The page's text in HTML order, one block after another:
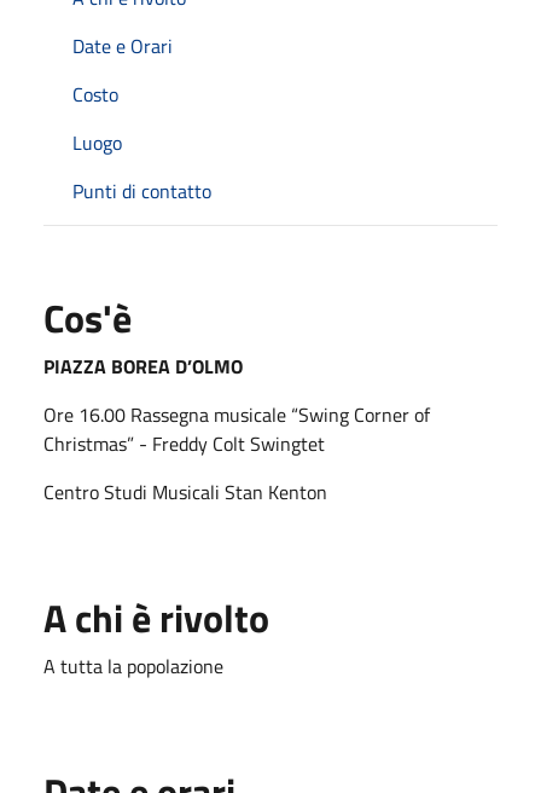
Date e Orari
Costo
Luogo
Punti di contatto
Cos'è
PIAZZA BOREA D’OLMO
Ore 16.00 Rassegna musicale “Swing Corner of
Christmas” - Freddy Colt Swingtet
Centro Studi Musicali Stan Kenton
A chi è rivolto
A tutta la popolazione